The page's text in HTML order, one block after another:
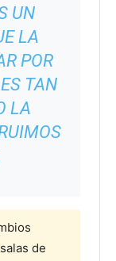
UN
LA
POR
TAN
LA
de